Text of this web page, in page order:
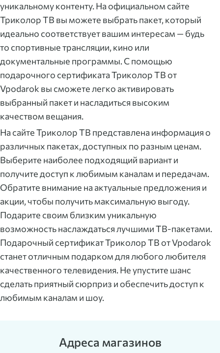
уникальному контенту. На официальном сайте
Триколор ТВ вы можете выбрать пакет, который
идеально соответствует вашим интересам — будь
то спортивные трансляции, кино или
документальные программы. С помощью
подарочного сертификата Триколор ТВ от
Vpodarok вы сможете легко активировать
выбранный пакет и насладиться высоким
качеством вещания.
На сайте Триколор ТВ представлена информация о
различных пакетах, доступных по разным ценам.
Выберите наиболее подходящий вариант и
получите доступ к любимым каналам и передачам.
Обратите внимание на актуальные предложения и
акции, чтобы получить максимальную выгоду.
Подарите своим близким уникальную
возможность наслаждаться лучшими ТВ-пакетами.
Подарочный сертификат Триколор ТВ от Vpodarok
станет отличным подарком для любого любителя
качественного телевидения. Не упустите шанс
сделать приятный сюрприз и обеспечить доступ к
любимым каналам и шоу.
Адреса магазинов